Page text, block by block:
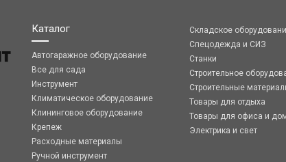
Каталог
Автогаражное оборудование
Все для сада
Инструмент
Климатическое оборудование
Клининговое оборудование
Крепеж
Расходные материалы
Ручной инструмент
Складское
Спецодежда и СИЗ
Станки
Строительное
Строительные
Товары для отдыха
Товары для офиса и
Электрика и свет